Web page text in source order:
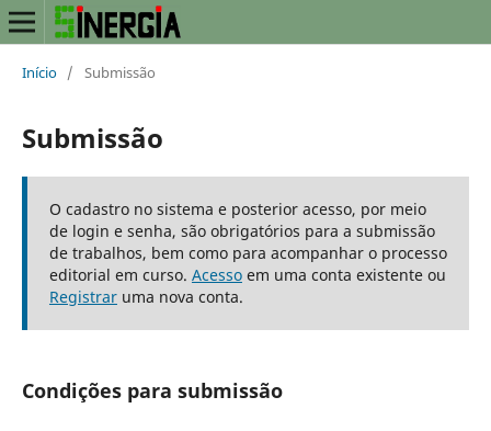
Início / Submissão
Submissão
O cadastro no sistema e posterior acesso, por meio
de login e senha, são obrigatórios para a submissão
de trabalhos, bem como para acompanhar o processo
editorial em curso. Acessoem uma conta existente ou
Registraruma nova conta.
Condições para submissão